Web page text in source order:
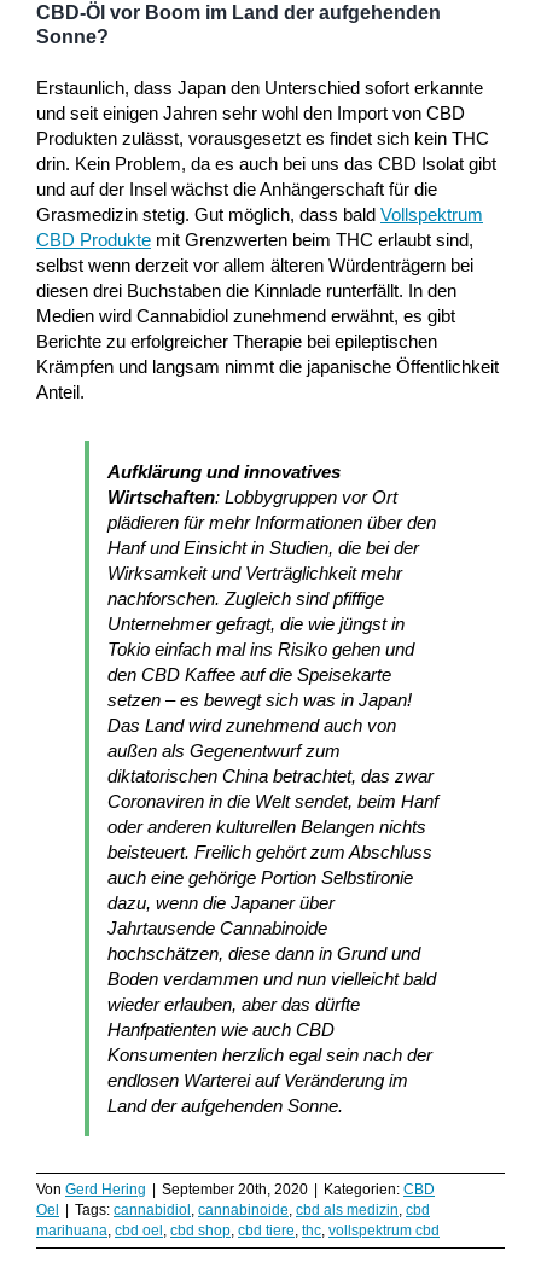
CBD-Öl vor Boom im Land der aufgehenden
Sonne?
Erstaunlich, dass Japan den Unterschied sofort erkannte
und seit einigen Jahren sehr wohl den Import von CBD
Produkten zulässt, vorausgesetzt es findet sich kein THC
drin. Kein Problem, da es auch bei uns das CBD Isolat gibt
und auf der Insel wächst die Anhängerschaft für die
Grasmedizin stetig. Gut möglich, dass bald Vollspektrum
CBD Produkte mit Grenzwerten beim THC erlaubt sind,
selbst wenn derzeit vor allem älteren Würdenträgern bei
diesen drei Buchstaben die Kinnlade runterfällt. In den
Medien wird Cannabidiol zunehmend erwähnt, es gibt
Berichte zu erfolgreicher Therapie bei epileptischen
Krämpfen und langsam nimmt die japanische Öffentlichkeit
Anteil.
Aufklärung und innovatives
Wirtschaften: Lobbygruppen vor Ort
plädieren für mehr Informationen über den
Hanf und Einsicht in Studien, die bei der
Wirksamkeit und Verträglichkeit mehr
nachforschen. Zugleich sind pfiffige
Unternehmer gefragt, die wie jüngst in
Tokio einfach mal ins Risiko gehen und
den CBD Kaffee auf die Speisekarte
setzen – es bewegt sich was in Japan!
Das Land wird zunehmend auch von
außen als Gegenentwurf zum
diktatorischen China betrachtet, das zwar
Coronaviren in die Welt sendet, beim Hanf
oder anderen kulturellen Belangen nichts
beisteuert. Freilich gehört zum Abschluss
auch eine gehörige Portion Selbstironie
dazu, wenn die Japaner über
Jahrtausende Cannabinoide
hochschätzen, diese dann in Grund und
Boden verdammen und nun vielleicht bald
wieder erlauben, aber das dürfte
Hanfpatienten wie auch CBD
Konsumenten herzlich egal sein nach der
endlosen Warterei auf Veränderung im
Land der aufgehenden Sonne.
Von Gerd Hering September 20th, 2020 Kategorien: CBD
Oel
Tags: cannabidiol , cannabinoide, cbd als medizin, cbd
marihuana, cbd oel , cbd shop, cbd tiere, thc, vollspektrum cbd